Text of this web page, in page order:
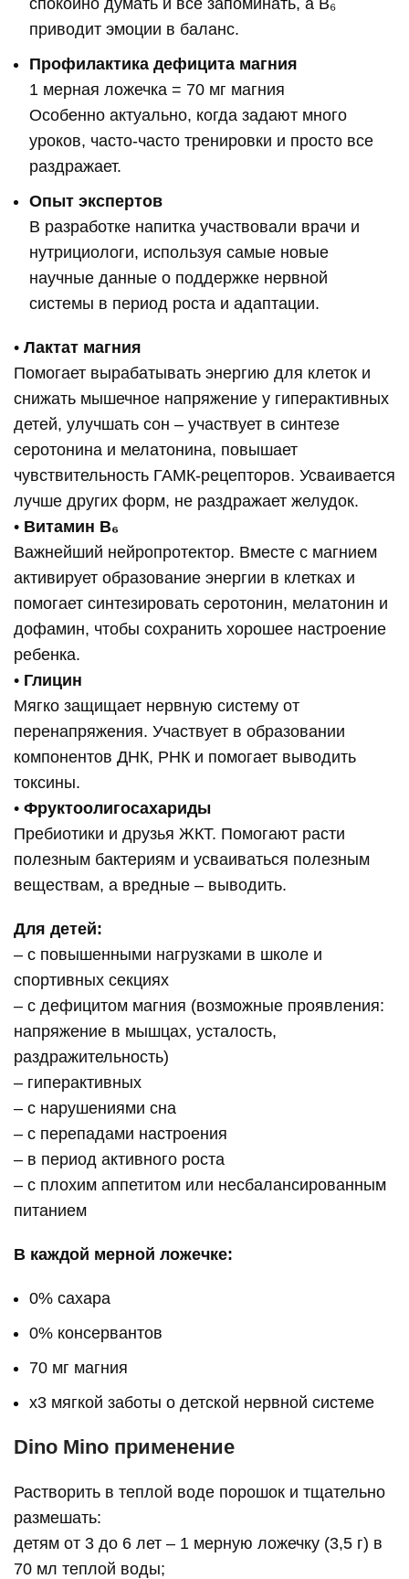
приводит эмоции в баланс.
Профилактика дефицита магния
1 мерная ложечка = 70 мг магния
Особенно актуально, когда задают много
уроков, часто-часто тренировки и просто все
раздражает.
Опыт экспертов
В разработке напитка участвовали врачи и
нутрициологи, используя самые новые
научные данные о поддержке нервной
системы в период роста и адаптации.
•Лактат магния
Помогает вырабатывать энергию для клеток и
снижать мышечное напряжение у гиперактивных
детей, улучшать сон – участвует в синтезе
серотонина и мелатонина, повышает
чувствительность ГАМК-рецепторов. Усваивается
лучше других форм, не раздражает желудок.
• Витамин В₆
Важнейший нейропротектор. Вместе с магнием
активирует образование энергии в клетках и
помогает синтезировать серотонин, мелатонин и
дофамин, чтобы сохранить хорошее настроение
ребенка.
• Глицин
Мягко защищает нервную систему от
перенапряжения. Участвует в образовании
компонентов ДНК, РНК и помогает выводить
токсины.
•Фруктоолигосахариды
Пребиотики и друзья ЖКТ. Помогают расти
полезным бактериям и усваиваться полезным
веществам, а вредные – выводить.
Для детей:
– с повышенными нагрузками в школе и
спортивных секциях
– с дефицитом магния (возможные проявления:
напряжение в мышцах, усталость,
раздражительность)
– гиперактивных
– с нарушениями сна
– с перепадами настроения
– в период активного роста
– с плохим аппетитом или несбалансированным
питанием
В каждой мерной ложечке:
0% сахара
0% консервантов
70 мг магния
х3 мягкой заботы о детской нервной системе
Dino Mino применение
Растворить в теплой воде порошок и тщательно
размешать:
детям от 3 до 6 лет – 1 мерную ложечку (3,5 г) в
70 мл теплой воды;